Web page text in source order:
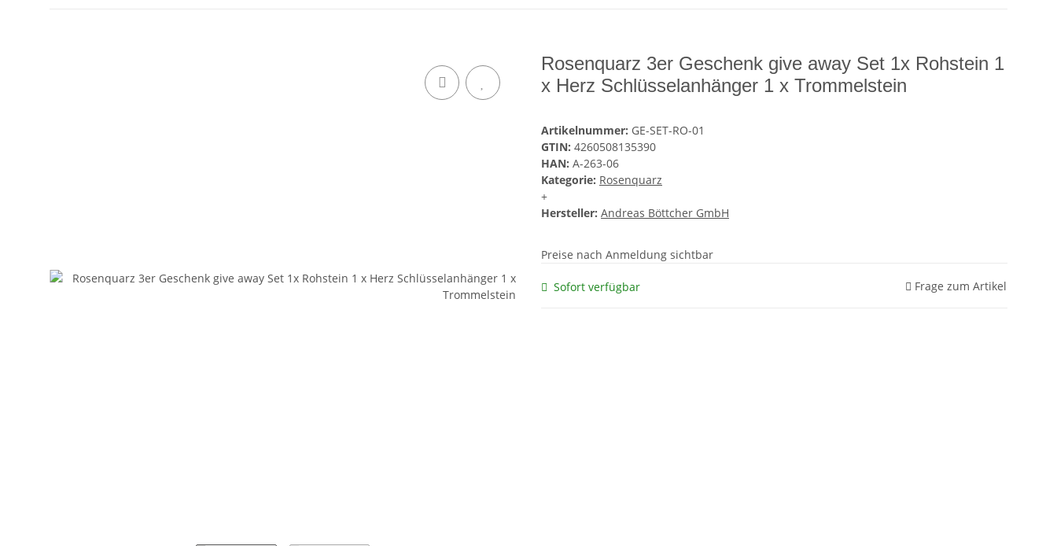
Rosenquarz 3er Geschenk give away Set 1x Rohstein 1
x Herz Schlüsselanhänger 1 x Trommelstein
Artikelnummer: GE-SET-RO-01
GTIN: 4260508135390
HAN: A-263-06
Kategorie: Rosenquarz
+
Hersteller: Andreas Böttcher GmbH
Preise nach Anmeldung sichtbar
Sofort verfügbar Frage zum Artikel